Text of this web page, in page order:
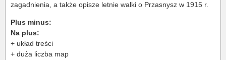
zagadnienia, a także opisze letnie walki o Przasnysz w 1915 r.
Plus minus:
Na plus:
+ układ treści
+ duża liczba map